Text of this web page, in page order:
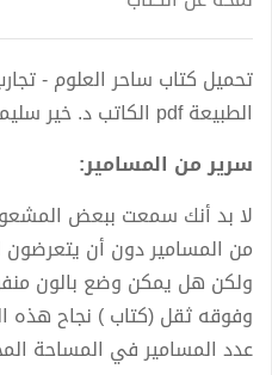
تحميل كتاب ساحر العلوم -
الطبيعة pdf الكاتب د. خير سليمان شواهين
سریر من المسامیر:
لا بد أنك سمعت ببعض
من المسامیر دون أن یتعرضون
ولكن هل یمكن وضع بالون
وفوقه ثقل (كتاب ) نجاح هذه
عدد المسامیر في المساحة